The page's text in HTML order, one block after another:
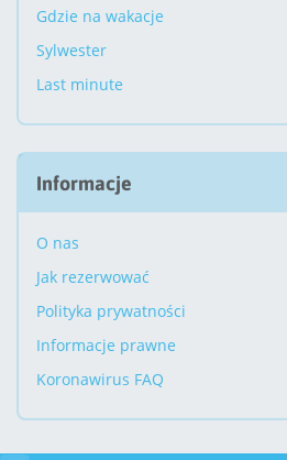
Gdzie na wakacje
Sylwester
Last minute
Informacje
O nas
Jak rezerwować
Polityka prywatności
Informacje prawne
Koronawirus FAQ